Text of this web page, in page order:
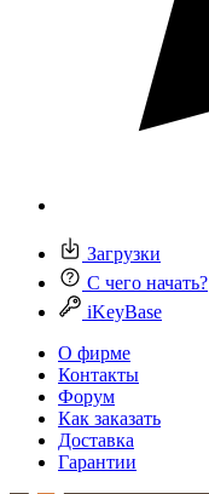
Загрузки
С чего начать?
iKeyBase
О фирме
Контакты
Форум
Как заказать
Доставка
Гарантии